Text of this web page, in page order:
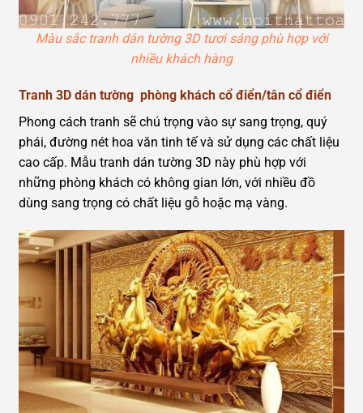
Màu sắc tranh dán tường 3D tươi sáng phù hợp với
nhiều khách hàng
Tranh 3D dán tường phòng khách cổ điển/tân cổ điển
Phong cách tranh sẽ chú trọng vào sự sang trọng, quý
phái, đường nét hoa văn tinh tế và sử dụng các chất liệu
cao cấp. Mẫu tranh dán tường 3D này phù hợp với
những phòng khách có không gian lớn, với nhiều đồ
dùng sang trọng có chất liệu gỗ hoặc mạ vàng.